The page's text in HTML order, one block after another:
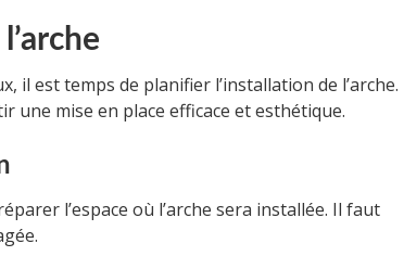
il est temps de planifier l’installation de l’arche.
une mise en place efficace et esthétique.
l’espace où l’arche sera installée. Il faut